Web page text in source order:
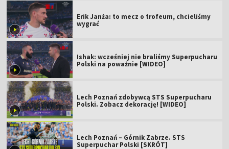
Erik Janża: to mecz o trofeum, chcieliśmy
wygrać
Ishak: wcześniej nie braliśmy Superpucharu
Polski na poważnie [WIDEO]
Lech Poznań zdobywcą STS Superpucharu
Polski. Zobacz dekorację! [WIDEO]
Lech Poznań – Górnik Zabrze. STS
Superpuchar Polski [SKRÓT]